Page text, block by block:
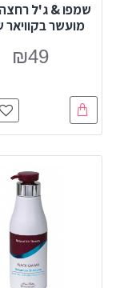
שמפו & ג'ל
מועשר בקוויאר
₪49